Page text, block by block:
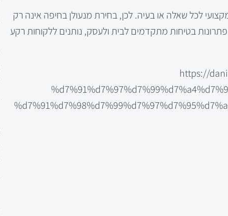
לכל שאלה או בעיה. לכן, בחירת מנעולן בחיפה אינה רק
בטיחות מתקדמים לבית ולעסק, נותנים ללקוחות רקע
https://